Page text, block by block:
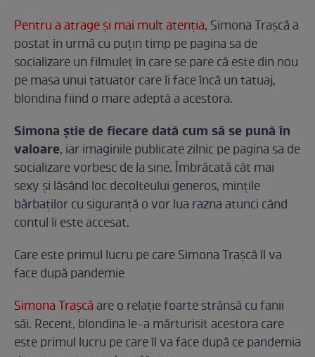
Pentru a atrage și mai mult atenția, Simona Trașcă a
postat în urmă cu puțin timp pe pagina sa de
socializare un filmuleț în care se pare că este din nou
pe masa unui tatuator care îi face încă un tatuaj,
blondina fiind o mare adeptă a acestora.
Simona știe de fiecare dată cum să se pună în
valoare, iar imaginile publicate zilnic pe pagina sa de
socializare vorbesc de la sine. Îmbrăcată cât mai
sexy și lăsând loc decolteului generos, mințile
bărbaților cu siguranță o vor lua razna atunci când
contul îi este accesat.
Care este primul lucru pe care Simona Trașcă îl va
face după pandemie
Simona Trașcăare o relație foarte strânsă cu fanii
săi. Recent, blondina le-a mărturisit acestora care
este primul lucru pe care îl va face după ce pandemia